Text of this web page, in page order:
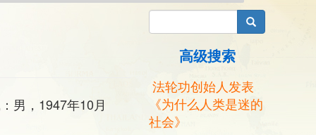
男，1947年10月
搜索
高级搜索
法轮功创始人发表
《为什么人类是迷的
社会》